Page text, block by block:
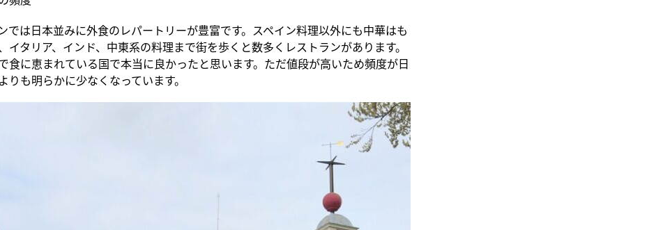
では日本並みに外食のレパートリーが豊富です。スペイン料理以外にも中華はも
イタリア、インド、中東系の料理まで街を歩くと数多くレストランがあります。
食に恵まれている国で本当に良かったと思います。ただ値段が高いため頻度が日
りも明らかに少なくなっています。